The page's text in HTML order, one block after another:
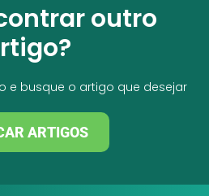
outro
e busque o artigo que desejar
ARTIGOS